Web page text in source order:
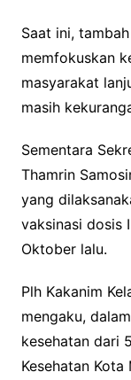
Saat ini,
memfokuskan
masyarakat
masih
Sementara
Thamrin
yang
vaksinasi dosis
Oktober lalu.
Plh Kakanim
mengaku,
kesehatan dari
Kesehatan